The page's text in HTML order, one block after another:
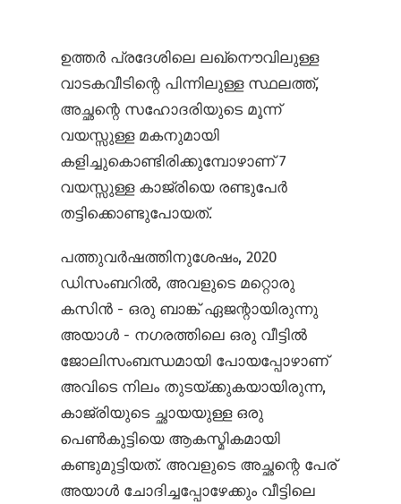
ഉത്തർ പ്രദേശിലെ ലഖ്നൌവിലുള്ള
വാടകവീടിന്റെ പിന്നിലുള്ള സ്ഥലത്ത്,
അച്ഛന്റെ സഹോദരിയുടെ മൂന്ന്
വയസ്സുള്ള മകനുമായി
കളിച്ചുകൊണ്ടിരിക്കുമ്പോഴാണ് 7
വയസ്സുള്ള കാജ്രിയെ രണ്ടുപേർ
തട്ടിക്കൊണ്ടുപോയത്.
പത്തുവർഷത്തിനുശേഷം, 2020
ഡിസംബറിൽ, അവളുടെ മറ്റൊരു
കസിൻ - ഒരു ബാങ്ക് ഏജന്റായിരുന്നു
അയാൾ - നഗരത്തിലെ ഒരു വീട്ടിൽ
ജോലിസംബന്ധമായി പോയപ്പോഴാണ്
അവിടെ നിലം തുടയ്ക്കുകയായിരുന്ന,
കാജ്രിയുടെ ച്ഛായയുള്ള ഒരു
പെൺകുട്ടിയെ ആകസ്മികമായി
കണ്ടുമുട്ടിയത്. അവളുടെ അച്ഛന്റെ പേര്
അയാൾ ചോദിച്ചപ്പോഴേക്കും വീട്ടിലെ